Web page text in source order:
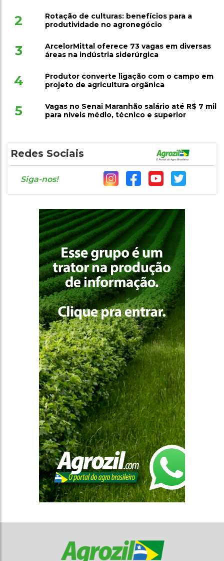
2
Rotação de culturas: benefícios para a
produtividade no agronegócio
3
ArcelorMittal oferece 73 vagas em diversas
áreas na indústria siderúrgica
4
Produtor converte ligação com o campo em
projeto de agricultura orgânica
5
Vagas no Senai Maranhão salário até R$ 7 mil
para níveis médio, técnico e superior
Redes Sociais
Siga-nos!